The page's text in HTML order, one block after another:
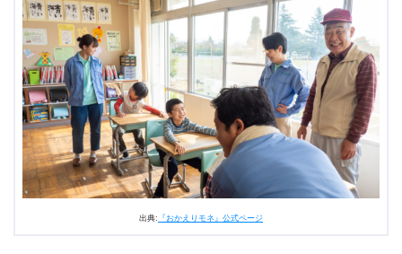
出典: 『おかえりモネ』公式ページ